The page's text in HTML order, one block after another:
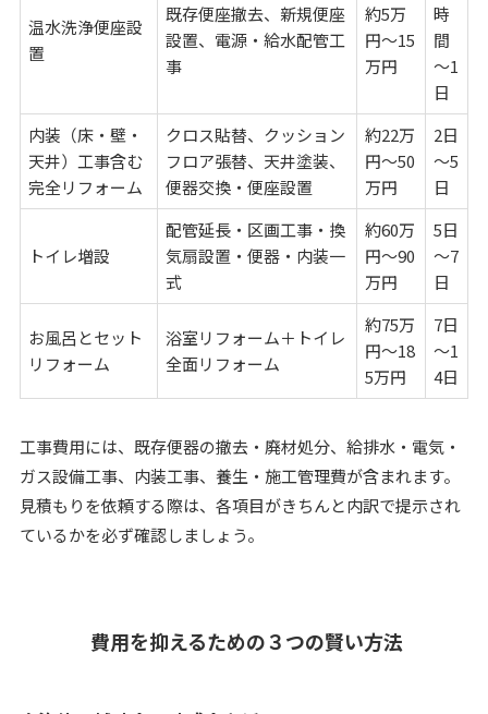
温水洗浄便座設
置
既存便座撤去、新規便座
設置、電源・給水配管工
事
約5万
円～15
万円
時
間
～1
日
内装（床・壁・
天井）工事含む
完全リフォーム
クロス貼替、クッション
フロア張替、天井塗装、
便器交換・便座設置
約22万
円～50
万円
2日
～5
日
トイレ増設
配管延長・区画工事・換
気扇設置・便器・内装一
式
約60万
円～90
万円
5日
～7
日
お風呂とセット
リフォーム
浴室リフォーム＋トイレ
全面リフォーム
約75万
円～18
5万円
7日
～1
4日
工事費用には、既存便器の撤去・廃材処分、給排水・電気・
ガス設備工事、内装工事、養生・施工管理費が含まれます。
見積もりを依頼する際は、各項目がきちんと内訳で提示され
ているかを必ず確認しましょう。
費用を抑えるための３つの賢い方法